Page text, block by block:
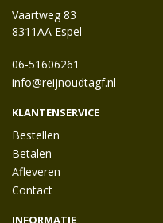
Vaartweg 83
8311AA Espel
06-51606261
info@reijnoudtagf.nl
KLANTENSERVICE
Bestellen
Betalen
Afleveren
Contact
INFORMATIE